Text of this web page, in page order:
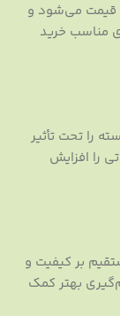
قیمت می‌شود و
مناسب خرید
را تحت تأثیر
را افزایش
بر کیفیت و
بهتر کمک